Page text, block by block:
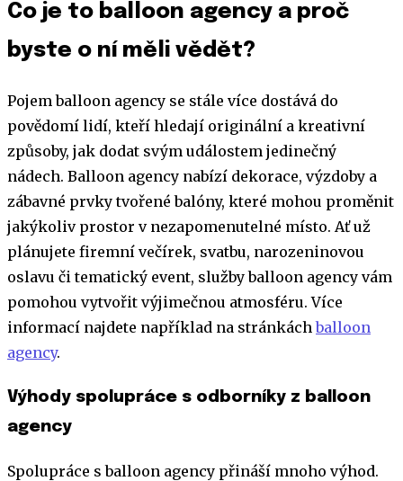
Co je to balloon agency a proč
byste o ní měli vědět?
Pojem balloon agency se stále více dostává do
povědomí lidí, kteří hledají originální a kreativní
způsoby, jak dodat svým událostem jedinečný
nádech. Balloon agency nabízí dekorace, výzdoby a
zábavné prvky tvořené balóny, které mohou proměnit
jakýkoliv prostor v nezapomenutelné místo. Ať už
plánujete firemní večírek, svatbu, narozeninovou
oslavu či tematický event, služby balloon agency vám
pomohou vytvořit výjimečnou atmosféru. Více
informací najdete například na stránkáchballoon
agency.
Výhody spolupráce s odborníky z balloon
agency
Spolupráce s balloon agency přináší mnoho výhod.